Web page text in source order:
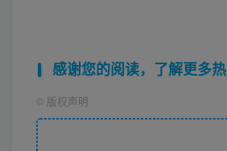
感谢您的阅读，了解更多
© 版权声明